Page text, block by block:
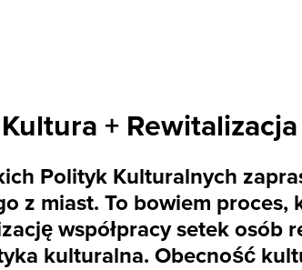
+
Polityk Kulturalnych
z miast. To bowiem
współpracy setek osób
kulturalna. Obecność